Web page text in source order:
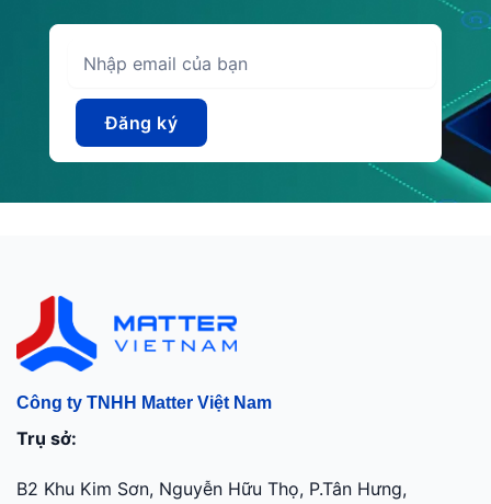
Công ty TNHH Matter Việt Nam
Trụ sở:
B2 Khu Kim Sơn, Nguyễn Hữu Thọ, P.Tân Hưng,